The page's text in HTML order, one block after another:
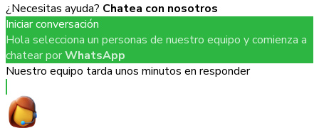
¿Necesitas ayuda? Chatea con nosotros
Iniciar conversación
Hola selecciona un personas de nuestro equipo y comienza a
chatear porWhatsApp
Nuestro equipo tarda unos minutos en responder